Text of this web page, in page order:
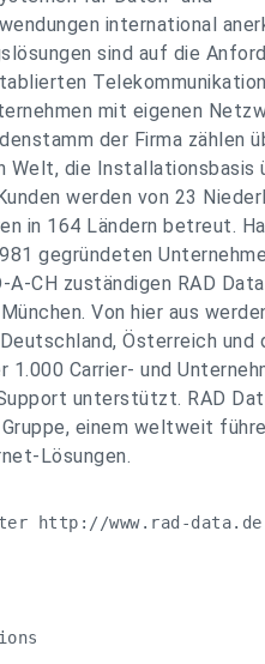
international
sind auf die
mit eigenen
der Firma zählen
Welt, die Installationsbasis
werden von 23
in 164 Ländern betreut.
gegründeten
CH zuständigen RAD
Von hier aus
Österreich und
Carrier- und
unterstützt. RAD
einem weltweit
Lösungen.
http://www.rad-data.de